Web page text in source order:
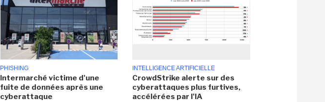
PHISHING
Intermarché victime d'une
fuite de données après une
cyberattaque
INTELLIGENCE ARTIFICIELLE
CrowdStrike alerte sur des
cyberattaques plus furtives,
accélérées par l'IA